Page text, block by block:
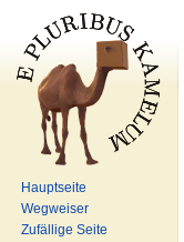
Hauptseite
Wegweiser
Zufällige Seite